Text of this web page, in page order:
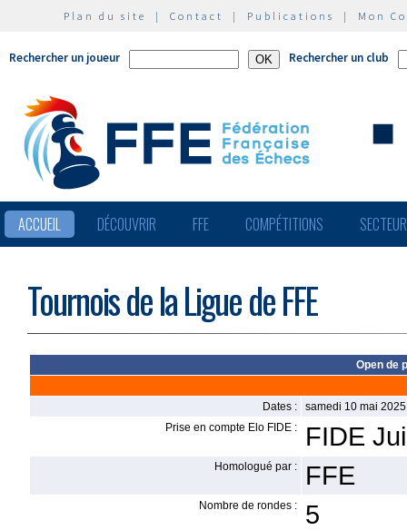
Plan du site | Contact | Publications | Mon
Rechercher un joueur Rechercher un club
ACCUEIL DÉCOUVRIR FFE COMPÉTITIONS
Tournois de la Ligue de FFE
Open de
Dates :
samedi 10 mai
Prise en compte Elo FIDE :
FIDE
Homologué par : FFE
Nombre de rondes : 5